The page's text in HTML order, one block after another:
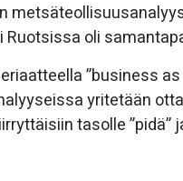
oli
”business
yritetään
tasolle ”pidä”